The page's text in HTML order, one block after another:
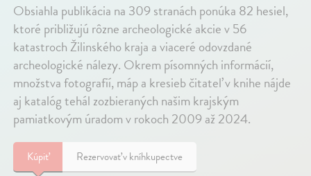
Obsiahla publikácia na 309 stranách ponúka 82 hesiel,
ktoré približujú rôzne archeologické akcie v 56
katastroch Žilinského kraja a viaceré odovzdané
archeologické nálezy. Okrem písomných informácií,
množstva fotografií, máp a kresieb čitateľ v knihe nájde
aj katalóg tehál zozbieraných našim krajským
pamiatkovým úradom v rokoch 2009 až 2024.
Kúpiť Rezervovať v kníhkupectve